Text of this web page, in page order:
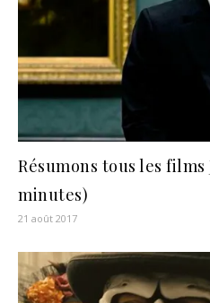
Résumons tous les films
minutes)
21 août 2017